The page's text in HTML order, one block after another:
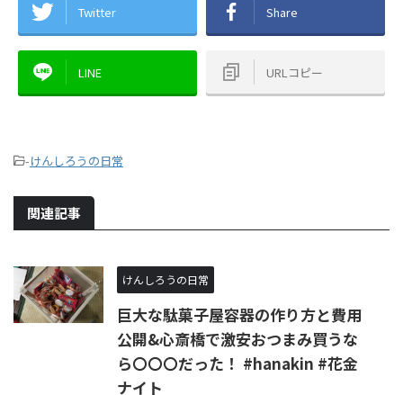
Twitter Share
LINE URLコピー
-けんしろうの日常
関連記事
けんしろうの日常
巨大な駄菓子屋容器の作り方と費用
公開&心斎橋で激安おつまみ買うな
ら〇〇〇だった！ #hanakin #花金
ナイト